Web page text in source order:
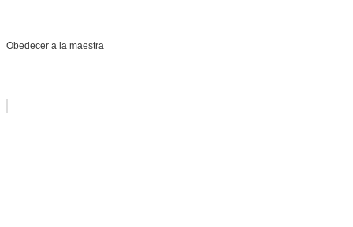
Obedecer a la maestra